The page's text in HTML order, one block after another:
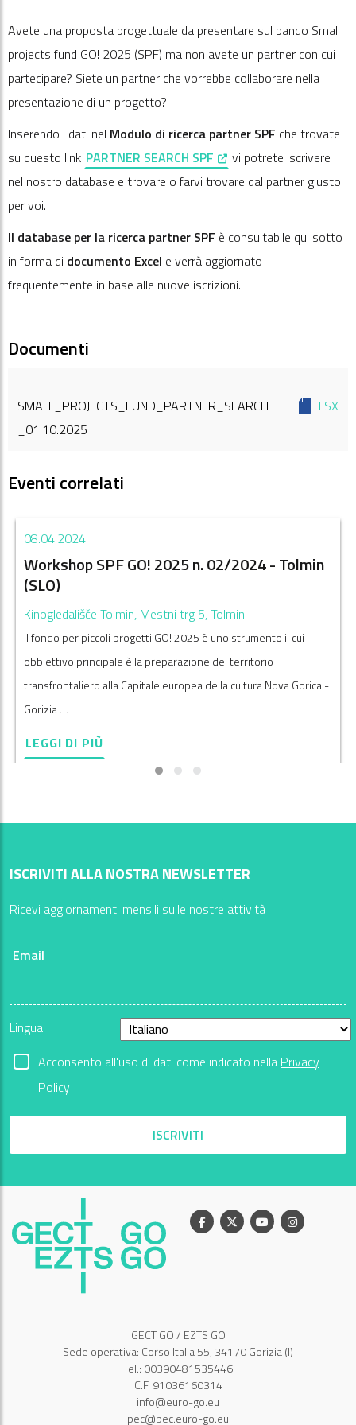
Avete una proposta progettuale da presentare sul bando Small
projects fund GO! 2025 (SPF) ma non avete un partner con cui
partecipare? Siete un partner che vorrebbe collaborare nella
presentazione di un progetto?
Inserendo i dati nel Modulo di ricerca partner SPF che trovate
su questo link PARTNER SEARCH SPF , opens in a new window
vi potrete iscrivere
nel nostro database e trovare o farvi trovare dal partner giusto
per voi.
Il database per la ricerca partner SPF è consultabile qui sotto
in forma di documento Excel e verrà aggiornato
frequentemente in base alle nuove iscrizioni.
Documenti
SMALL_PROJECTS_FUND_PARTNER_SEARCH
_01.10.2025
LSX
Eventi correlati
08.04.2024
Workshop SPF GO! 2025 n. 02/2024 - Tolmin
(SLO)
Kinogledališče Tolmin, Mestni trg 5, Tolmin
Il fondo per piccoli progetti GO! 2025 è uno strumento il cui
obbiettivo principale è la preparazione del territorio
transfrontaliero alla Capitale europea della cultura Nova Gorica -
Gorizia …
LEGGI DI PIÙ
ISCRIVITI ALLA NOSTRA NEWSLETTER
Ricevi aggiornamenti mensili sulle nostre attività
Email
Lingua
Acconsento all'uso di dati come indicato nella Privacy
Policy
ISCRIVITI
Facebook
X YoutubeInstagram
GECT GO / EZTS GO
Sede operativa: Corso Italia 55, 34170 Gorizia (I)
Tel.: 00390481535446
C.F. 91036160314
info@euro-go.eu
pec@pec.euro-go.eu